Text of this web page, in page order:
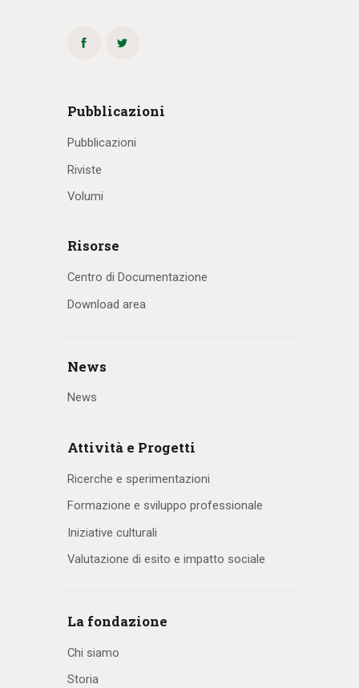
Pubblicazioni
Pubblicazioni
Riviste
Volumi
Risorse
Centro di Documentazione
Download area
News
News
Attività e Progetti
Ricerche e sperimentazioni
Formazione e sviluppo professionale
Iniziative culturali
Valutazione di esito e impatto sociale
La fondazione
Chi siamo
Storia